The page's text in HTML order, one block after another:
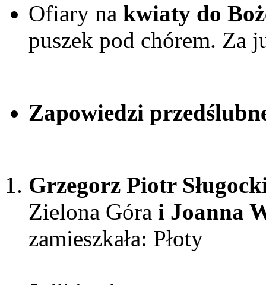
Ofiary na kwiaty do
puszek pod chórem. Za
Zapowiedzi
Grzegorz Piotr
Zielona Góra i Joanna
zamieszkała: Płoty